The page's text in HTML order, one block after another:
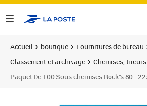
Accueil boutique
Fournitures de bureau
Classement et archivage
Chemises,
Paquet De 100 Sous-chemises Rock''s 80 -